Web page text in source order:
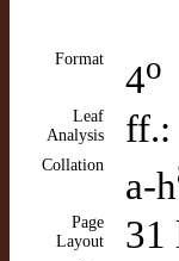
Format 4o
Leaf
Analysis
ff.:
Collation a-h
Page
Layout
31